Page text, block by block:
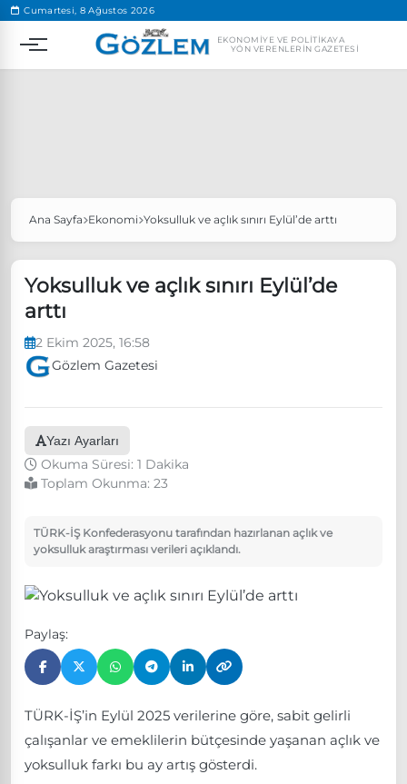
Cumartesi, 8 Ağustos 2026
EKONOMIYE VE POLITIKAYA
YÖN VERENLERIN GAZETESI
Popüler Aramalar
Özgür Özel, Ekrem İmamoğlu’nu ziyaret edecek
Ünlü çift bir etkinliğe daha katılmama kararı aldı
Boykot
Ana Sayfa Ekonomi Yoksulluk ve açlık sınırı Eylül’de arttı
Yoksulluk ve açlık sınırı Eylül’de
arttı
2 Ekim 2025, 16:58
Gözlem Gazetesi
Yazı Ayarları
Okuma Süresi: 1 Dakika
Toplam Okunma: 23
TÜRK-İŞ Konfederasyonu tarafından hazırlanan açlık ve
yoksulluk araştırması verileri açıklandı.
Paylaş:
TÜRK-İŞ’in Eylül 2025 verilerine göre, sabit gelirli
çalışanlar ve emeklilerin bütçesinde yaşanan açlık ve
yoksulluk farkı bu ay artış gösterdi.